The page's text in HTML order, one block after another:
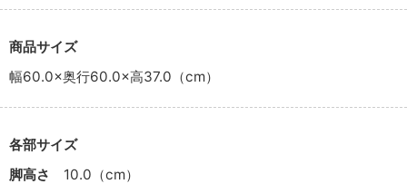
商品サイズ
幅60.0×奥行60.0×高37.0（cm）
各部サイズ
脚高さ
10.0（cm）